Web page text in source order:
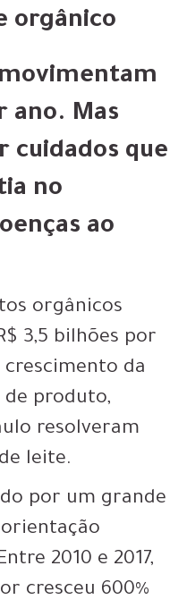
orgânico
ano. Mas
cuidados que
no
ao
orgânicos
3,5 bilhões por
da
produto,
resolveram
leite.
por um grande
2010 e 2017,
cresceu 600%